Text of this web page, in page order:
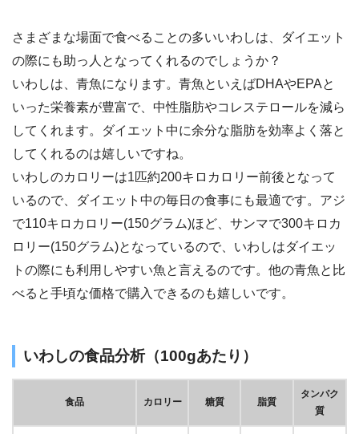
さまざまな場面で食べることの多いいわしは、ダイエット
の際にも助っ人となってくれるのでしょうか？
いわしは、青魚になります。青魚といえばDHAやEPAと
いった栄養素が豊富で、中性脂肪やコレステロールを減ら
してくれます。ダイエット中に余分な脂肪を効率よく落と
してくれるのは嬉しいですね。
いわしのカロリーは1匹約200キロカロリー前後となって
いるので、ダイエット中の毎日の食事にも最適です。アジ
で110キロカロリー(150グラム)ほど、サンマで300キロカ
ロリー(150グラム)となっているので、いわしはダイエッ
トの際にも利用しやすい魚と言えるのです。他の青魚と比
べると手頃な価格で購入できるのも嬉しいです。
いわしの食品分析（100gあたり）
食品 カロリー 糖質 脂質
タンパク
質